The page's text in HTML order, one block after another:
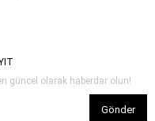
güncel olarak haberdar olun!
Gönder